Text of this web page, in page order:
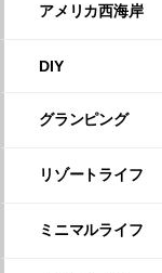
アメリカ西海岸
DIY
グランピング
リゾートライフ
ミニマルライフ